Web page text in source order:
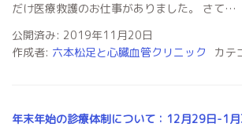
だけ医療救護のお仕事がありました。 さて…
公開済み: 2019年11月20日
作成者: 六本松足と心臓血管クリニック カテ
年末年始の診療体制について：12月29日-1